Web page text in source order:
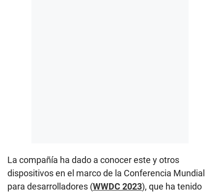
La compañía ha dado a conocer este y otros
dispositivos en el marco de la Conferencia Mundial
para desarrolladores (WWDC 2023), que ha tenido